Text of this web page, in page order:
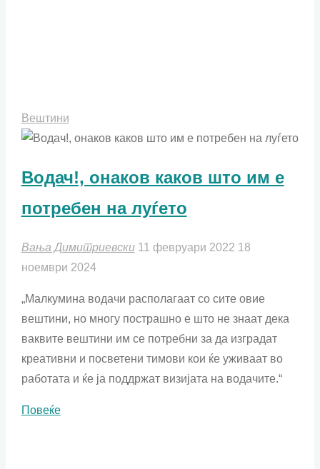
Вештини
Водач!, онаков каков што им е
потребен на луѓето
Вања Димитриевски 11 февруари 2022 18
ноември 2024
„Малкумина водачи располагаат со сите овие
вештини, но многу пострашно е што не знаат дека
ваквите вештини им се потребни за да изградат
креативни и посветени тимови кои ќе уживаат во
работата и ќе ја поддржат визијата на водачите.“
Повеќе"Водач!,